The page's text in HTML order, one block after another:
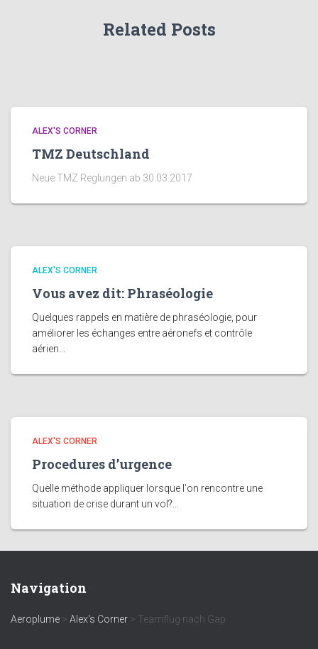
Related Posts
ALEX'S CORNER
TMZ Deutschland
Neue TMZ Reglungen ab 30.03.2017
ALEX'S CORNER
Vous avez dit: Phraséologie
Quelques rappels en matière de phraséologie, pour
améliorer les échanges entre aéronefs et contrôle
aérien...
ALEX'S CORNER
Procedures d’urgence
Quelle méthode appliquer lorsque l'on rencontre une
situation de crise durant un vol?...
Navigation
Aeroplume > Alex's Corner > Teamflug nach Gap